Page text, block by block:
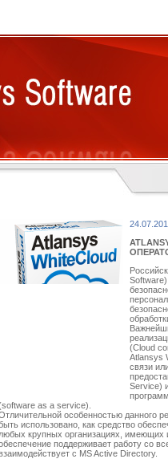
(Cloud
Atlansys
связи
Service)
as a service).
особенностью данного
использовано, как средство
любых крупных организациях, имеющих
поддерживает работу со
с MS Active Directory.